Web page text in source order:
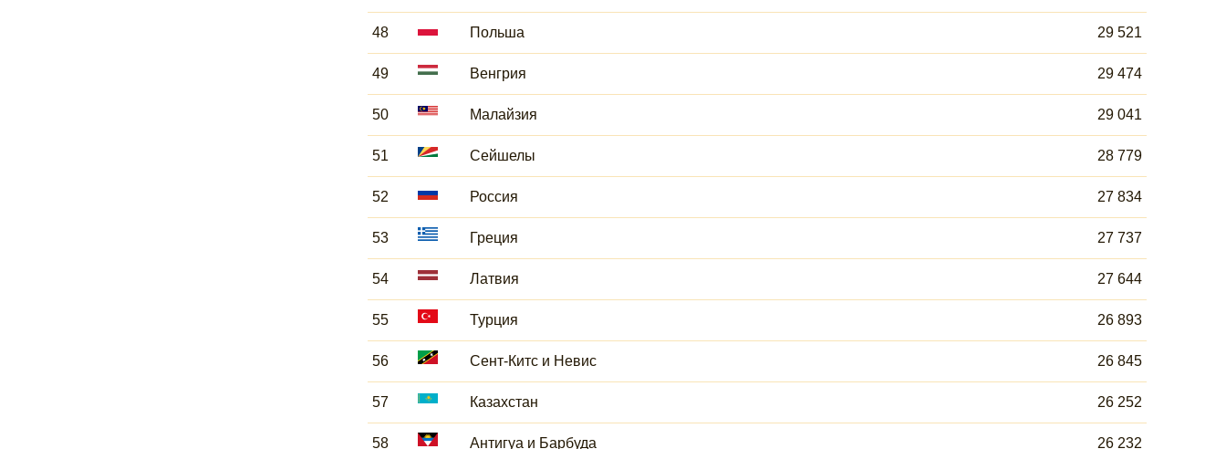
48 Польша 29 521
49 Венгрия 29 474
50 Малайзия 29 041
51 Сейшелы 28 779
52 Россия 27 834
53 Греция 27 737
54 Латвия 27 644
55 Турция 26 893
56 Сент-Китс и Невис 26 845
57 Казахстан 26 252
58 Антигуа и Барбуда 26 232